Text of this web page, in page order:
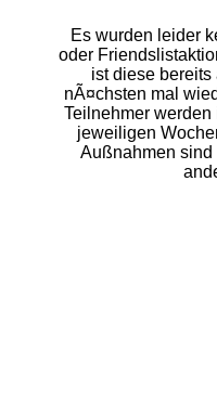
Es wurden leider
oder
ist diese
nÃ¤chsten mal
Teilnehmer
jeweiligen
Außnahmen sind